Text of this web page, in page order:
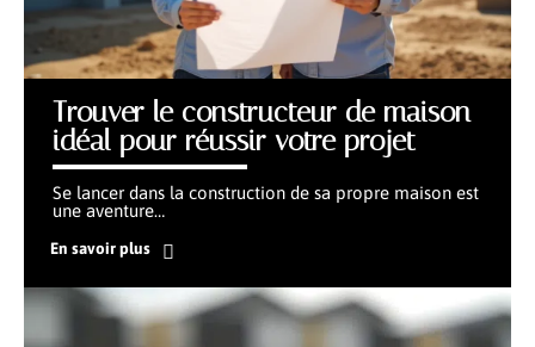
Trouver le constructeur de maison
idéal pour réussir votre projet
Se lancer dans la construction de sa propre maison est
une aventure…
En savoir plus